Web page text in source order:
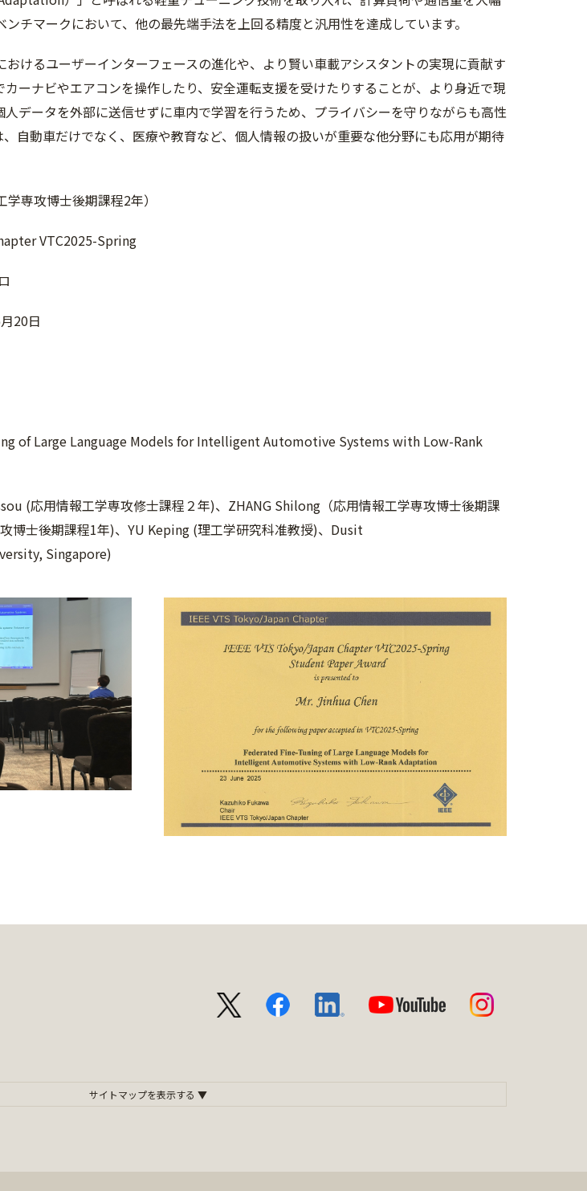
ンチマークにおいて、他の最先端手法を上回る精度と汎用性を達成しています。
けるユーザーインターフェースの進化や、より賢い車載アシスタントの実現に貢献す
ーナビやエアコンを操作したり、安全運転支援を受けたりすることが、より身近で現
データを外部に送信せずに車内で学習を行う ため、プライバシーを守りながらも高性
、自動車だけでなく、医療や教育など、個人情報の扱いが重要な他分野にも応用が期待
学専攻博士後期課程2年）
VTC2025-Spring
20日
of Large Language Models for Intelligent Automotive Systems with Low-Rank
(応用情報工学専攻修士課程２年)、ZHANG Shilong（応用情報工学専攻博士後期課
博士後期課程1年)、YU Keping (理工学研究科准教授)、Dusit
Singapore)